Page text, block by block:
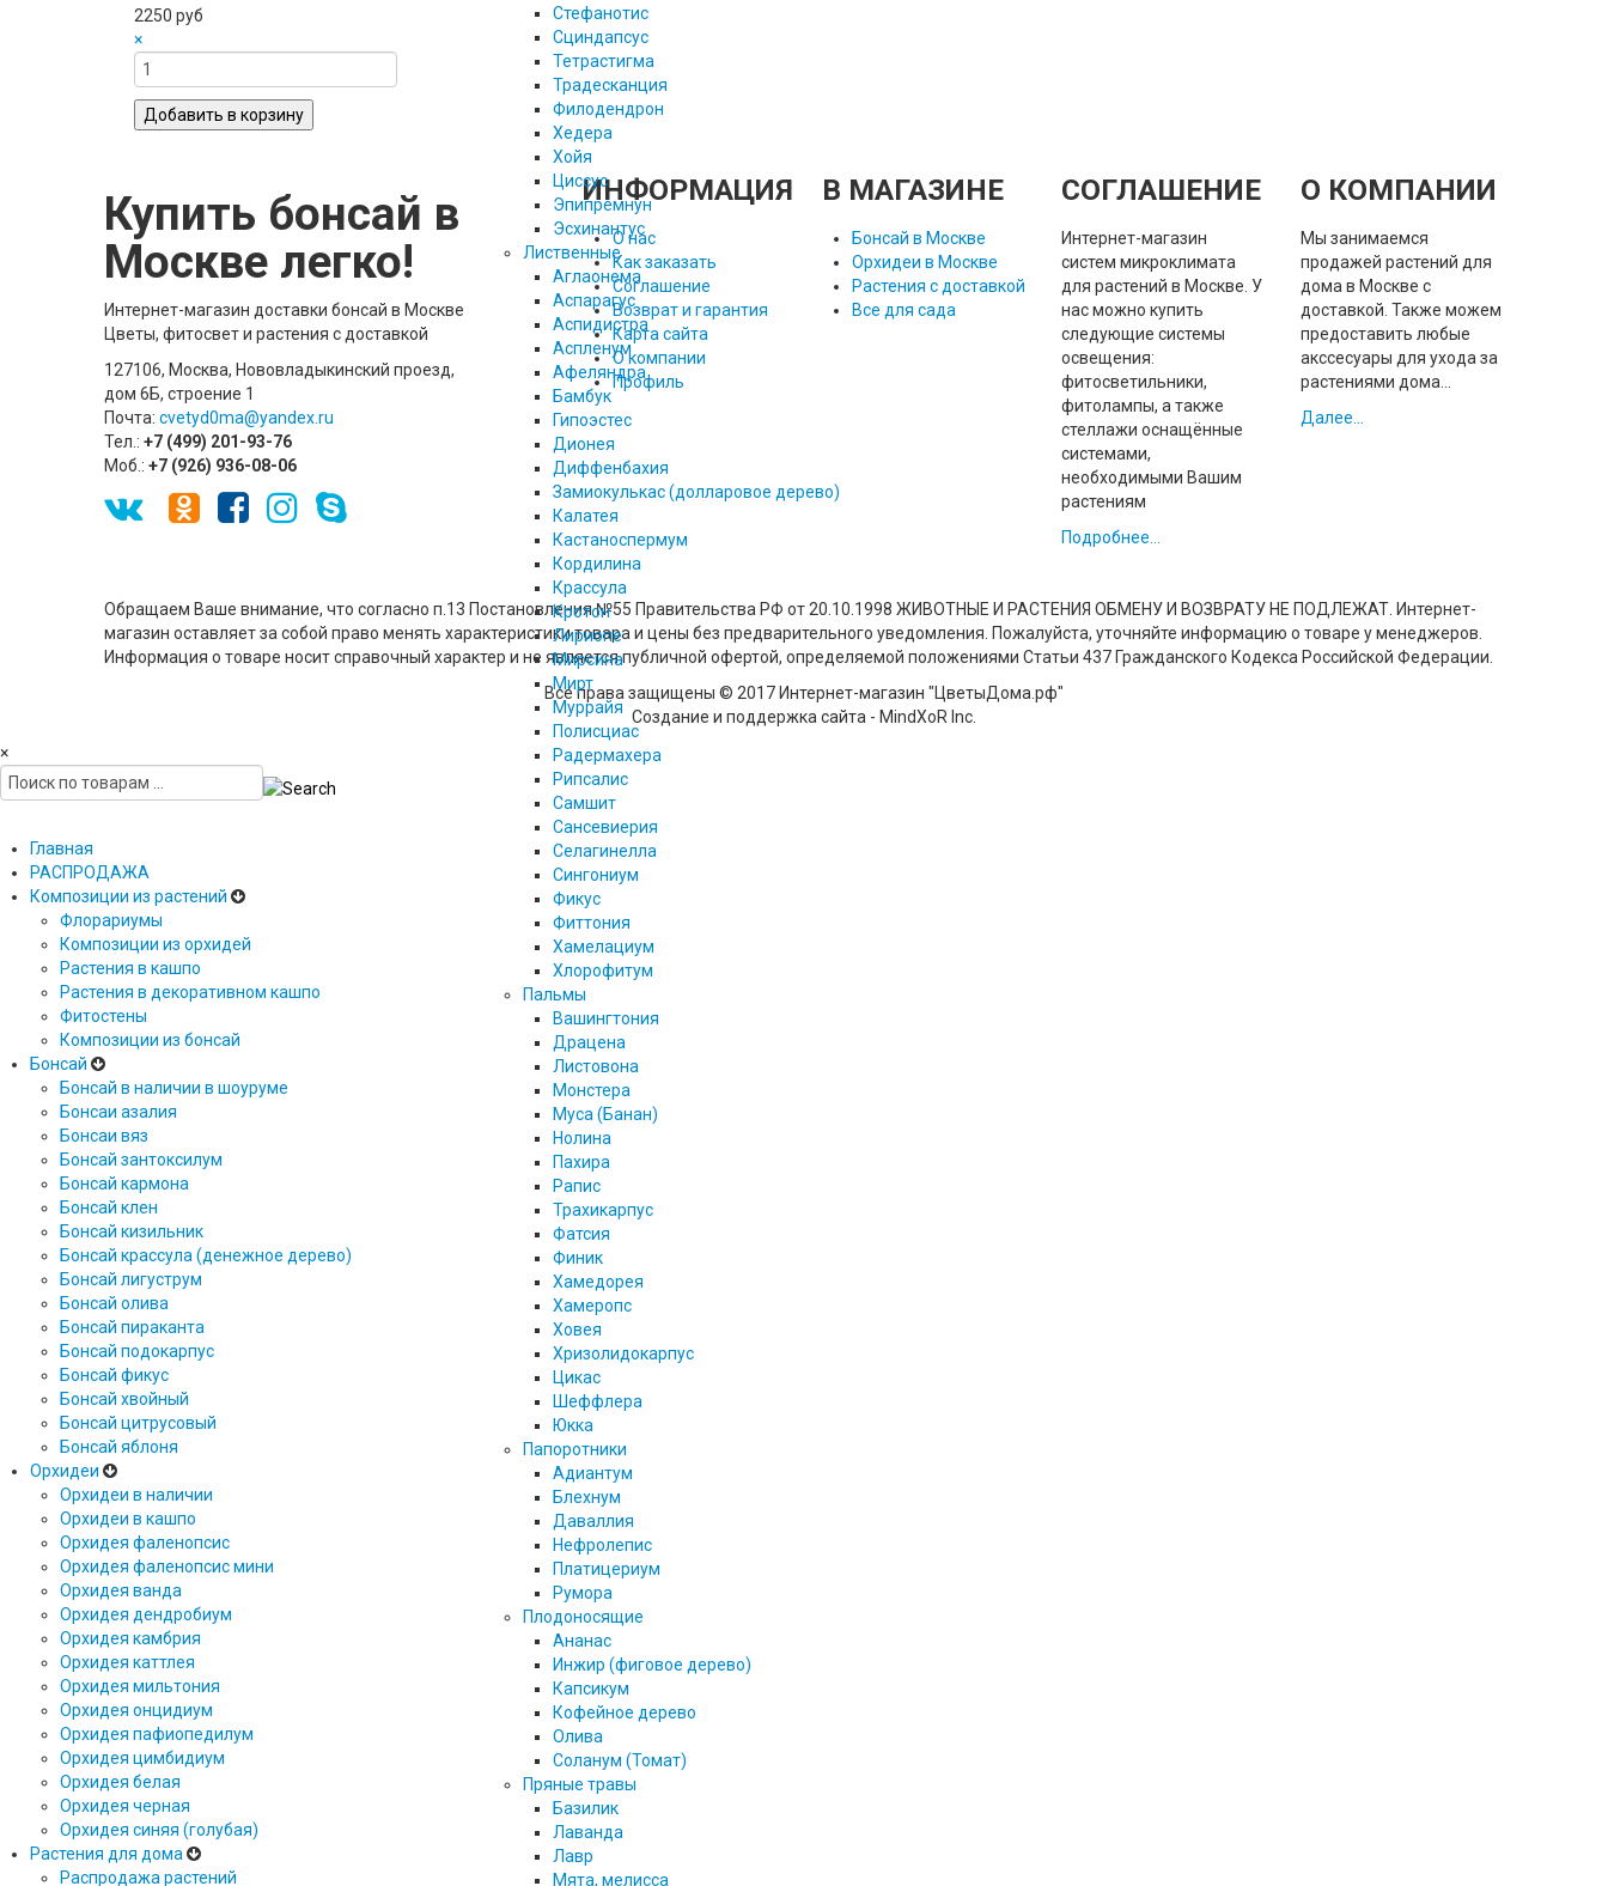
Стефанотис
Сциндапсус
Тетрастигма
Традесканция
Филодендрон
Хедера
Хойя
Циссус
Эпипремнун
Эсхинантус
Лиственные
Аглаонема
Аспарагус
Аспидистра
Аспленум
Афеляндра
Бамбук
Гипоэстес
Дионея
Диффенбахия
Замиокулькас (долларовое дерево)
Калатея
Кастаноспермум
Кордилина
Крассула
Кротон
Лириопе
Мирсина
Мирт
Муррайя
Полисциас
Радермахера
Рипсалис
Самшит
Сансевиерия
Селагинелла
Сингониум
Фикус
Фиттония
Хамелациум
Хлорофитум
Пальмы
Вашингтония
Драцена
Листовона
Монстера
Муса (Банан)
Нолина
Пахира
Рапис
Трахикарпус
Фатсия
Финик
Хамедорея
Хамеропс
Ховея
Хризолидокарпус
Цикас
Шеффлера
Юкка
Папоротники
Адиантум
Блехнум
Даваллия
Нефролепис
Платицериум
Румора
Плодоносящие
Ананас
Инжир (фиговое дерево)
Капсикум
Кофейное дерево
Олива
Соланум (Томат)
Пряные травы
Базилик
Лаванда
Лавр
Мята, мелисса
2250 руб
×
Купить бонсай в
Москве легко!
Интернет-магазин доставки бонсай в Москве
Цветы, фитосвет и растения с доставкой
127106, Москва, Нововладыкинский проезд,
дом 6Б, строение 1
Почта: cvetyd0ma@yandex.ru
Тел.: +7 (499) 201-93-76
Моб.: +7 (926) 936-08-06
ИНФОРМАЦИЯ
О нас
Как заказать
Соглашение
Возврат и гарантия
Карта сайта
О компании
Профиль
В МАГАЗИНЕ
Бонсай в Москве
Орхидеи в Москве
Растения с доставкой
Все для сада
СОГЛАШЕНИЕ
Интернет-магазин
систем микроклимата
для растений в Москве. У
нас можно купить
следующие системы
освещения:
фитосветильники,
фитолампы, а также
стеллажи оснащённые
системами,
необходимыми Вашим
растениям
Подробнее...
О КОМПАНИИ
Мы занимаемся
продажей растений для
дома в Москве с
доставкой. Также можем
предоставить любые
акссесуары для ухода за
растениями дома...
Далее...
Обращаем Ваше внимание, что согласно п.13 Постановления №55 Правительства РФ от 20.10.1998 ЖИВОТНЫЕ И РАСТЕНИЯ ОБМЕНУ И ВОЗВРАТУ НЕ ПОДЛЕЖАТ. Интернет-
магазин оставляет за собой право менять характеристики товара и цены без предварительного уведомления. Пожалуйста, уточняйте информацию о товаре у менеджеров.
Информация о товаре носит справочный характер и не является публичной офертой, определяемой положениями Статьи 437 Гражданского Кодекса Российской Федерации.
Все права защищены © 2017 Интернет-магазин "ЦветыДома.рф"
Создание и поддержка сайта - MindXoR Inc.
×
Главная
РАСПРОДАЖА
Композиции из растений
Флорариумы
Композиции из орхидей
Растения в кашпо
Растения в декоративном кашпо
Фитостены
Композиции из бонсай
Бонсай
Бонсай в наличии в шоуруме
Бонсаи азалия
Бонсаи вяз
Бонсай зантоксилум
Бонсай кармона
Бонсай клен
Бонсай кизильник
Бонсай крассула (денежное дерево)
Бонсай лигуструм
Бонсай олива
Бонсай пираканта
Бонсай подокарпус
Бонсай фикус
Бонсай хвойный
Бонсай цитрусовый
Бонсай яблоня
Орхидеи
Орхидеи в наличии
Орхидеи в кашпо
Орхидея фаленопсис
Орхидея фаленопсис мини
Орхидея ванда
Орхидея дендробиум
Орхидея камбрия
Орхидея каттлея
Орхидея мильтония
Орхидея онцидиум
Орхидея пафиопедилум
Орхидея цимбидиум
Орхидея белая
Орхидея черная
Орхидея синяя (голубая)
Растения для дома
Распродажа растений